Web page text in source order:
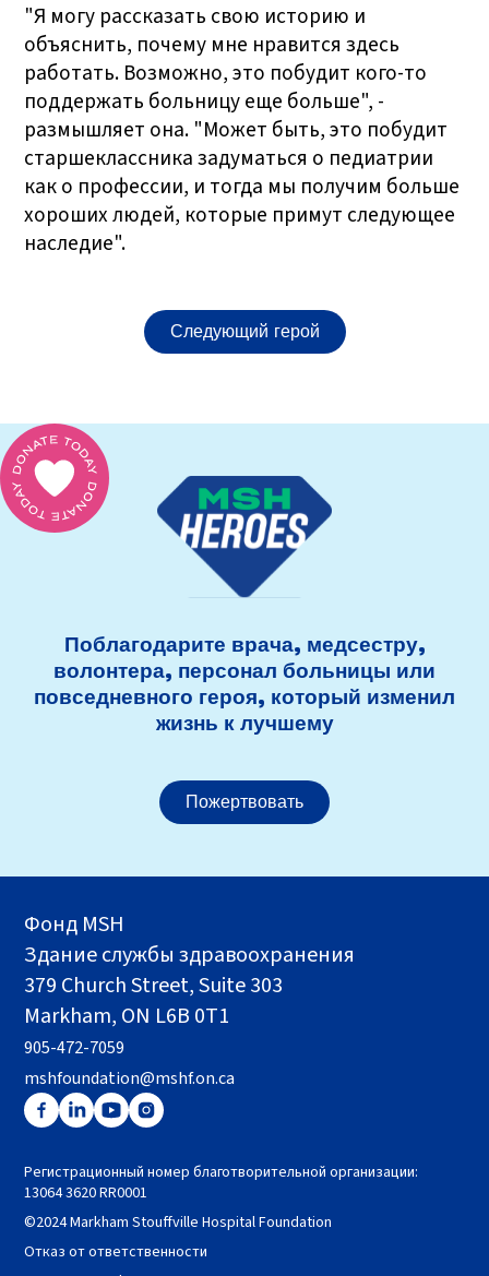
"Я могу рассказать свою историю и
объяснить, почему мне нравится здесь
работать. Возможно, это побудит кого-то
поддержать больницу еще больше", -
размышляет она. "Может быть, это побудит
старшеклассника задуматься о педиатрии
как о профессии, и тогда мы получим больше
хороших людей, которые примут следующее
наследие".
Следующий герой
Поблагодарите врача, медсестру,
волонтера, персонал больницы или
повседневного героя, который изменил
жизнь к лучшему
Пожертвовать
Фонд MSH
Здание службы здравоохранения
379 Church Street, Suite 303
Markham, ON L6B 0T1
905-472-7059
mshfoundation@mshf.on.ca
Регистрационный номер благотворительной организации:
13064 3620 RR0001
©2024 Markham Stouffville Hospital Foundation
Отказ от ответственности